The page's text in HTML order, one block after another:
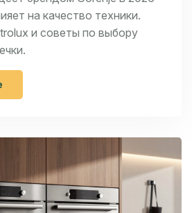
на качество техники.
и советы по выбору